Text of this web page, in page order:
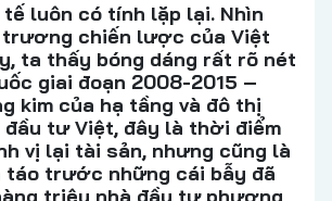
luôn có tính lặp lại. Nhìn
trương chiến lược của Việt
ta thấy bóng dáng rất rõ nét
giai đoạn 2008-2015 –
kim của hạ tầng và đô thị
đầu tư Việt, đây là thời điểm
vị lại tài sản, nhưng cũng là
táo trước những cái bẫy đã